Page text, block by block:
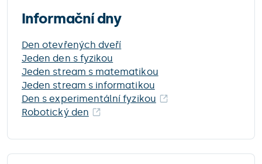
Informační dny
Den otevřených dveří
Jeden den s fyzikou
Jeden stream s matematikou
Jeden stream s informatikou
Den s experimentální fyzikou
Robotický den